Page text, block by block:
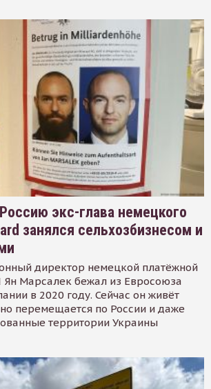
экс-глава немецкого
занялся сельхозбизнесом и
директор немецкой платёжной
Ян Марсалек бежал из Евросоюза
в 2020 году. Сейчас он живёт
перемещается по России и даже
территории Украины